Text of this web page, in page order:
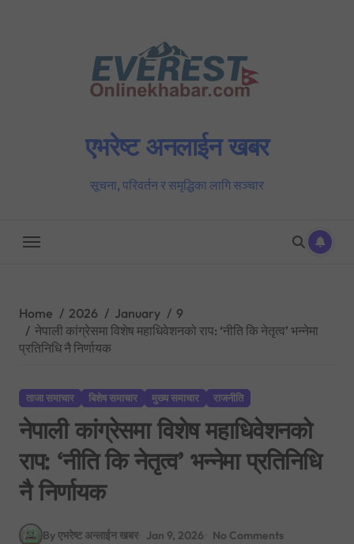
एभरेष्ट अनलाईन खबर
सूचना, परिवर्तन र समृद्धिका लागि सञ्चार
Home 2026 January
9
नेपाली कांग्रेसमा विशेष महाधिवेशनको राप: ‘नीति कि नेतृत्व’ भन्नेमा
प्रतिनिधि नै निर्णायक
ताजा समाचार बिशेष समाचार मुख्य समाचार राजनीति
नेपाली कांग्रेसमा विशेष महाधिवेशनको
राप: ‘नीति कि नेतृत्व’ भन्नेमा प्रतिनिधि
नै निर्णायक
By एभरेष्ट अन्लाईन खबर Jan 9, 2026
No Comments